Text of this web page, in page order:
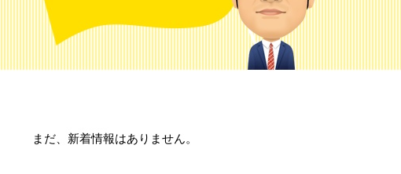
まだ、新着情報はありません。